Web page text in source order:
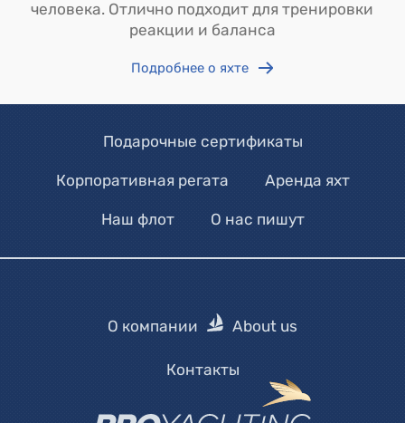
человека. Отлично подходит для тренировки
реакции и баланса
Подробнее о яхте
Подарочные сертификаты
Корпоративная регата Аренда яхт
Наш флот О нас пишут
О компании About us
Контакты